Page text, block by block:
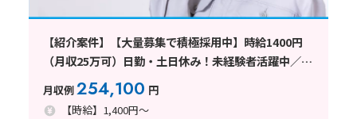
【紹介案件】【大量募集で積極採用中】時給1400円
（月収25万可）日勤・土日休み！未経験者活躍中／寮
手配可能求人
月収例254,100 円
【時給】1,400円～